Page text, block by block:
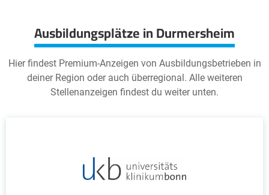
Ausbildungsplätze in Durmersheim
Hier findest Premium-Anzeigen von Ausbildungsbetrieben in
deiner Region oder auch überregional. Alle weiteren
Stellenanzeigen findest du weiter unten.